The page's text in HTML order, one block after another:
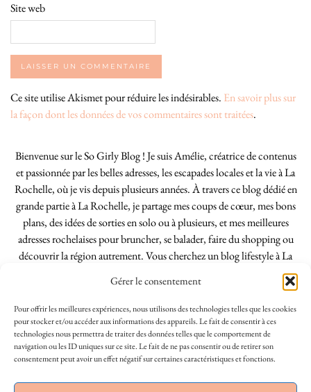
Gérer le consentement
Pour offrir les meilleures expériences, nous utilisons des technologies telles que les cookies
pour stocker et/ou accéder aux informations des appareils. Le fait de consentir à ces
technologies nous permettra de traiter des données telles que le comportement de
navigation ou les ID uniques sur ce site. Le fait de ne pas consentir ou de retirer son
consentement peut avoir un effet négatif sur certaines caractéristiques et fonctions.
Site web
Ce site utilise Akismet pour réduire les indésirables. En savoir plus sur
la façon dont les données de vos commentaires sont traitées.
Bienvenue sur le So Girly Blog ! Je suis Amélie, créatrice de contenus
et passionnée par les belles adresses, les escapades locales et la vie à La
Rochelle, où je vis depuis plusieurs années. À travers ce blog dédié en
grande partie à La Rochelle, je partage mes coups de cœur, mes bons
plans, des idées de sorties en solo ou à plusieurs, et mes meilleures
adresses rochelaises pour bruncher, se balader, faire du shopping ou
découvrir la région autrement. Vous cherchez un blog lifestyle à La
Rochelle, tenu par une locale ? Vous êtes au bon endroit. Que vous
soyez Rochelais·e ou de passage dans notre belle ville, j’espère que mes
articles vous aideront à profiter de La Rochelle comme un·e vrai·e
initié·e. !